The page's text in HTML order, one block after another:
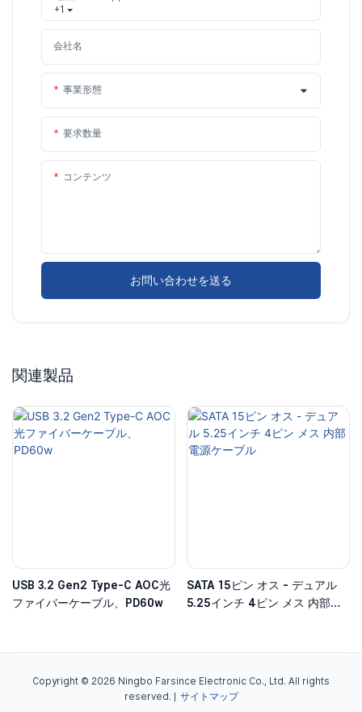
+1
会社名
事業形態
要求数量
コンテンツ
お問い合わせを送る
関連製品
USB 3.2 Gen2 Type-C AOC光
ファイバーケーブル、PD60w
SATA 15ピン オス - デュアル
5.25インチ 4ピン メス 内部電
Copyright © 2026 Ningbo Farsince Electronic Co., Ltd. All rights
reserved. |
サイトマップ